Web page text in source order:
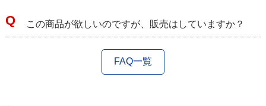
この商品が欲しいのですが、販売はしていますか？
FAQ一覧